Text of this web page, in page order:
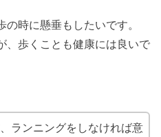
時に懸垂もしたいです。
、歩くことも健康には良いで
ランニングをしなければ意